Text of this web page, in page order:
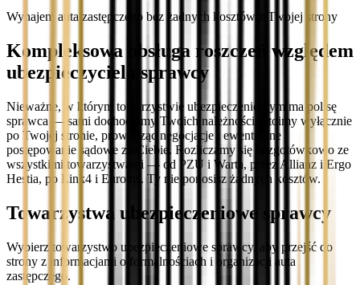
Wynajem auta zastępczego bez żadnych kosztów z Twojej strony
Kompleksowa obsługa roszczeń względem
ubezpieczyciela sprawcy
Nieważne, w którym towarzystwie ubezpieczeniowym ma polisę
sprawca — sami dochodzimy Twoich należności. Stoimy wyłącznie
po Twojej stronie, prowadząc negocjacje i ewentualne
postępowanie sądowe za Ciebie. Rozliczamy się bezgotówkowo ze
wszystkimi towarzystwami — od PZU i Warta, przez Allianz i Ergo
Hestia, po Link4 i Euroins. Ty nie ponosisz żadnych kosztów.
Towarzystwa ubezpieczeniowe sprawcy
Wybierz towarzystwo ubezpieczeniowe sprawcy, aby przejść do
strony z informacjami o formalnościach i organizacji auta
zastępczego.